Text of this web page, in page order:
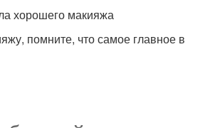
хорошего макияжа
помните, что самое главное в